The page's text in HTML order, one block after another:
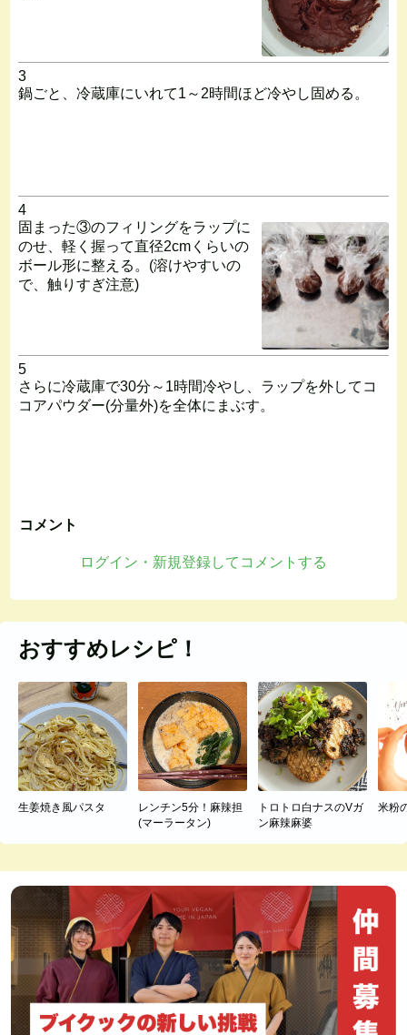
3
鍋ごと、冷蔵庫にいれて1～2時間ほど冷やし固める。
4
固まった③のフィリングをラップに
のせ、軽く握って直径2cmくらいの
ボール形に整える。(溶けやすいの
で、触りすぎ注意)
5
さらに冷蔵庫で30分～1時間冷やし、ラップを外してコ
コアパウダー(分量外)を全体にまぶす。
コメント
ログイン・新規登録してコメントする
おすすめレシピ！
生姜焼き風パスタ
レンチン5分！麻辣担
(マーラータン)
トロトロ白ナスのVガ
ン麻辣麻婆
米粉